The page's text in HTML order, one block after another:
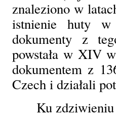
znaleziono w
istnienie huty
dokumenty z
powstała w XIV
dokumentem z
Czech i działali
Ku